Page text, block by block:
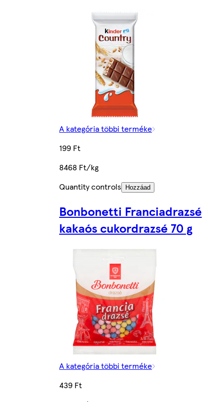
A kategória többi terméke
199 Ft
8468 Ft/kg
Quantity controls
Hozzáad
Bonbonetti Franciadrazsé
kakaós cukordrazsé 70 g
A kategória többi terméke
439 Ft